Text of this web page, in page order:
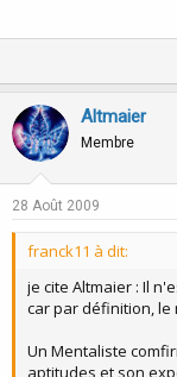
Altmaier
Membre
28 Août 2009
franck11 à dit:
je cite Altmaier : Il
car par définition,
Un Mentaliste
aptitudes et son